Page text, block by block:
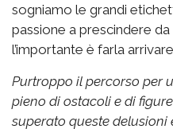
sogniamo le grandi
passione a prescindere
l’importante è farla
Purtroppo il percorso per
pieno di ostacoli e di
superato queste delusioni